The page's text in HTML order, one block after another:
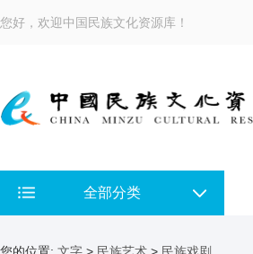
您好，欢迎中国民族文化资源库！
全部分类